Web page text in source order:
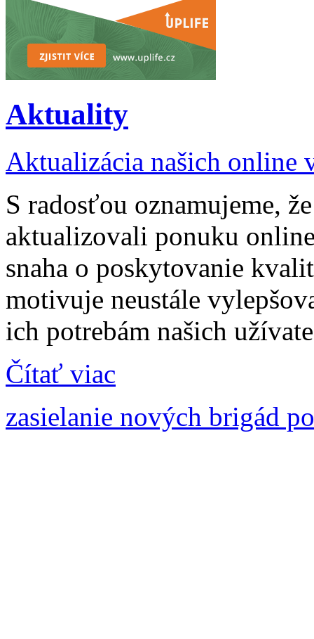
Aktuality
Aktualizácia našich online
S radosťou oznamujeme,
aktualizovali ponuku
snaha o poskytovanie
motivuje neustále
ich potrebám našich
Čítať viac
zasielanie nových brigád